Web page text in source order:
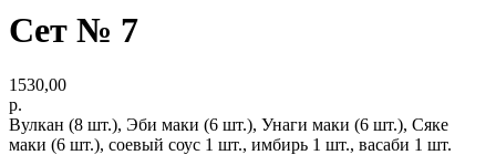
Сет № 7
1530,00
р.
Вулкан (8 шт.), Эби маки (6 шт.), Унаги маки (6 шт.), Сяке
маки (6 шт.), соевый соус 1 шт., имбирь 1 шт., васаби 1 шт.